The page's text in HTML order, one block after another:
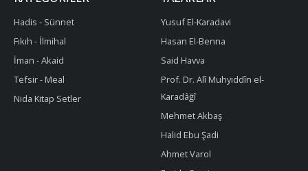
Hadis - Sünnet
Fıkıh - İlmihal
İman - Akaid
Tefsir - Meal
Nida Kitap Setler
Yusuf El-Karadavi
Hasan El-Benna
Said Havva
Prof. Dr. Alî Muhyiddîn el-
Karadâğî
Mehmet Akbaş
Halid Ebu Şadi
Ahmet Varol